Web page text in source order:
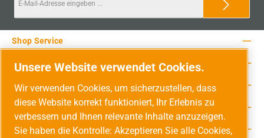
Service-Hotline
Shop Service
Rechtliche Hinweise
Unsere Vorteile
Versandarten
Unsere Website verwendet Cookies.
Wir verwenden Cookies, um sicherzustellen, dass
diese Website korrekt funktioniert, Ihr Erlebnis zu
verbessern und Ihnen relevante Inhalte anzuzeigen.
Sie haben die Kontrolle: Akzeptieren Sie alle Cookies,